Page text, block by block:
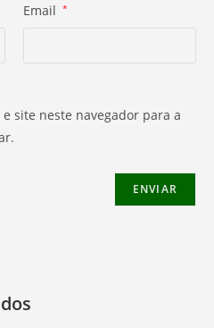
Email *
site neste navegador para a